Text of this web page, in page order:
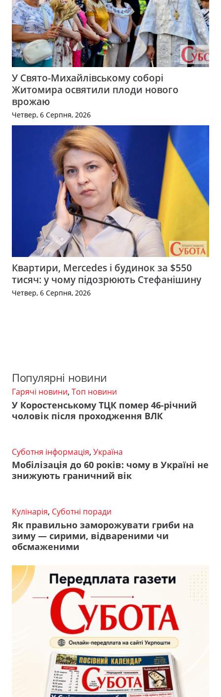
У Свято-Михайлівському соборі
Житомира освятили плоди нового
врожаю
Четвер, 6 Серпня, 2026
Квартири, Mercedes і будинок за $550
тисяч: у чому підозрюють Стефанішину
Четвер, 6 Серпня, 2026
Популярні новини
Гарячі новини, Топ новини
У Коростенському ТЦК помер 46-річний
чоловік після проходження ВЛК
Суботня інформація, Україна
Мобілізація до 60 років: чому в Україні не
знижують граничний вік
Кулінарія, Суботні поради
Як правильно заморожувати гриби на
зиму — сирими, відвареними чи
обсмаженими